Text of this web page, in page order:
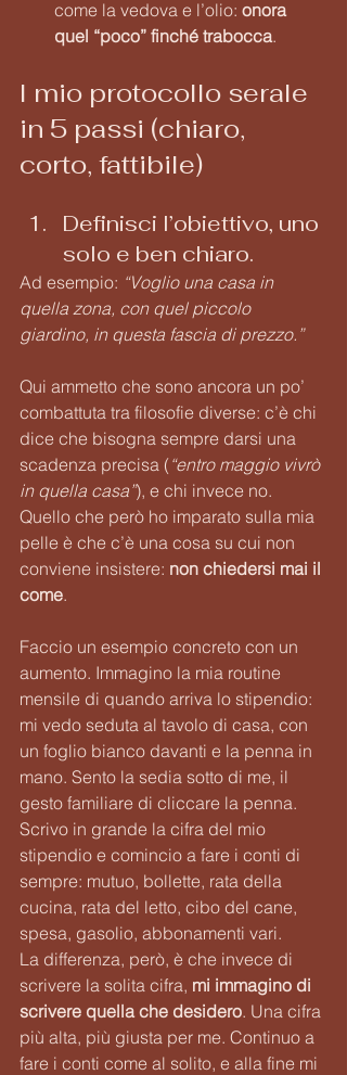
come la vedova e l’olio: onora
quel “poco” finché trabocca.
l mio protocollo serale
in 5 passi (chiaro,
corto, fattibile)
Definisci l’obiettivo, uno
solo e ben chiaro.
Ad esempio: “Voglio una casa in
quella zona, con quel piccolo
giardino, in questa fascia di prezzo.”
Qui ammetto che sono ancora un po’
combattuta tra filosofie diverse: c’è chi
dice che bisogna sempre darsi una
scadenza precisa (“entro maggio vivrò
in quella casa”), e chi invece no.
Quello che però ho imparato sulla mia
pelle è che c’è una cosa su cui non
conviene insistere: non chiedersi mai il
come.
Faccio un esempio concreto con un
aumento. Immagino la mia routine
mensile di quando arriva lo stipendio:
mi vedo seduta al tavolo di casa, con
un foglio bianco davanti e la penna in
mano. Sento la sedia sotto di me, il
gesto familiare di cliccare la penna.
Scrivo in grande la cifra del mio
stipendio e comincio a fare i conti di
sempre: mutuo, bollette, rata della
cucina, rata del letto, cibo del cane,
spesa, gasolio, abbonamenti vari.
La differenza, però, è che invece di
scrivere la solita cifra, mi immagino di
scrivere quella che desidero. Una cifra
più alta, più giusta per me. Continuo a
fare i conti come al solito, e alla fine mi